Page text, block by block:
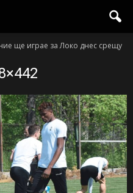
ще играе за Локо днес срещу